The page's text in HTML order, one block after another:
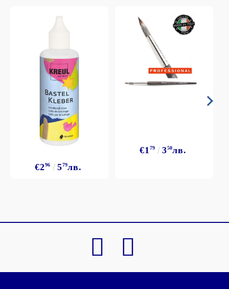
€296 579лв.
€1 79 350лв.